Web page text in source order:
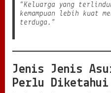
“Keluarga yang
kemampuan lebih kuat
terduga.”
Jenis Jenis
Perlu Diketahui